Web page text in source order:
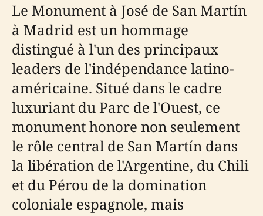
Le Monument à José de San Martín
à Madrid est un hommage
distingué à l'un des principaux
leaders de l'indépendance latino-
américaine. Situé dans le cadre
luxuriant du Parc de l'Ouest, ce
monument honore non seulement
le rôle central de San Martín dans
la libération de l'Argentine, du Chili
et du Pérou de la domination
coloniale espagnole, mais